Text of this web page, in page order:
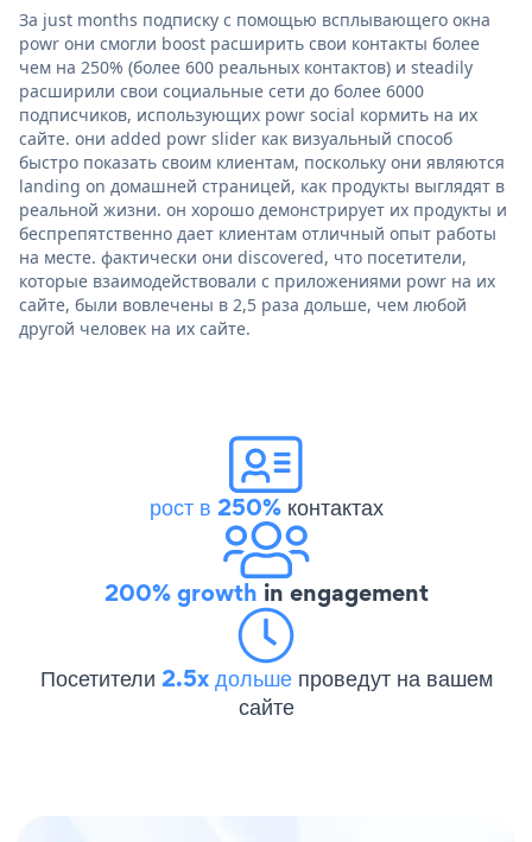
За just months подписку с помощью всплывающего окна
powr они смогли boost расширить свои контакты более
чем на 250% (более 600 реальных контактов) и steadily
расширили свои социальные сети до более 6000
подписчиков, использующих powr social кормить на их
сайте. они added powr slider как визуальный способ
быстро показать своим клиентам, поскольку они являются
landing on домашней страницей, как продукты выглядят в
реальной жизни. он хорошо демонстрирует их продукты и
беспрепятственно дает клиентам отличный опыт работы
на месте. фактически они discovered, что посетители,
которые взаимодействовали с приложениями powr на их
сайте, были вовлечены в 2,5 раза дольше, чем любой
другой человек на их сайте.
рост в 250%контактах
200% growth in engagement
Посетители 2.5x дольше проведут на вашем
сайте